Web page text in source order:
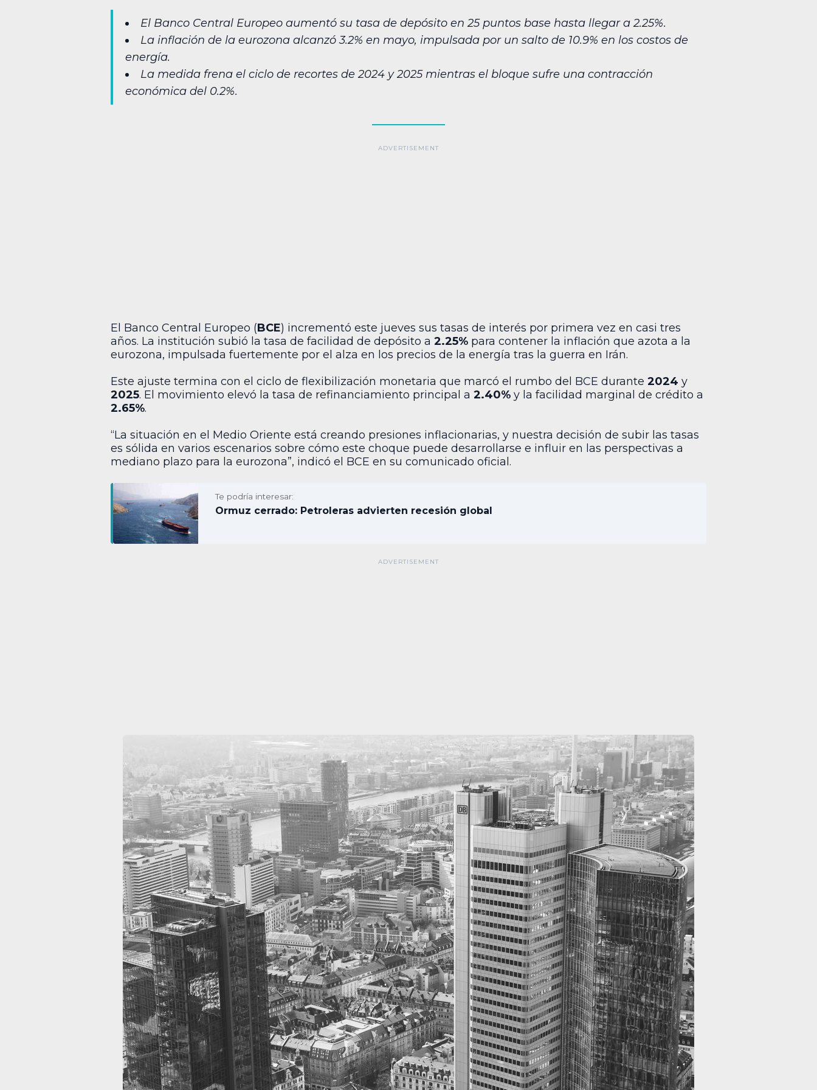
El Banco Central Europeo aumentó su tasa de depósito en 25 puntos base hasta llegar a 2.25%.
La inflación de la eurozona alcanzó 3.2% en mayo, impulsada por un salto de 10.9% en los costos de
energía.
La medida frena el ciclo de recortes de 2024 y 2025 mientras el bloque sufre una contracción
económica del 0.2%.
El Banco Central Europeo (BCE) incrementó este jueves sus tasas de interés por primera vez en casi tres
años. La institución subió la tasa de facilidad de depósito a 2.25% para contener la inflación que azota a la
eurozona, impulsada fuertemente por el alza en los precios de la energía tras la guerra en Irán.
Este ajuste termina con el ciclo de flexibilización monetaria que marcó el rumbo del BCE durante 2024 y
2025. El movimiento elevó la tasa de refinanciamiento principal a 2.40% y la facilidad marginal de crédito a
2.65%.
“La situación en el Medio Oriente está creando presiones inflacionarias, y nuestra decisión de subir las tasas
es sólida en varios escenarios sobre cómo este choque puede desarrollarse e influir en las perspectivas a
mediano plazo para la eurozona”, indicó el BCE en su comunicado oficial.
Te podría interesar:
Ormuz cerrado: Petroleras advierten recesión global